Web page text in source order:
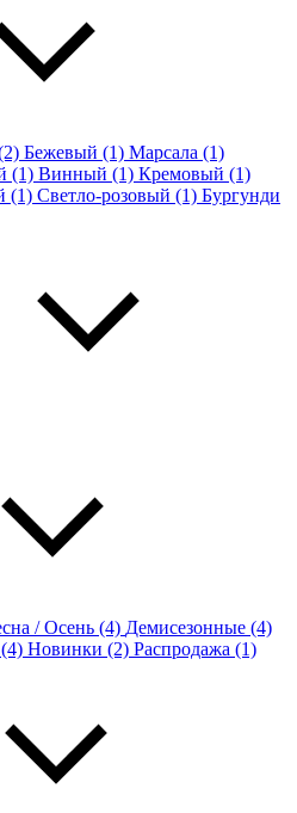
Бежевый (1) Марсала (1)
(1) Винный (1) Кремовый (1)
(1) Светло-розовый (1) Бургунди
/ Осень (4) Демисезонные (4)
Новинки (2) Распродажа (1)